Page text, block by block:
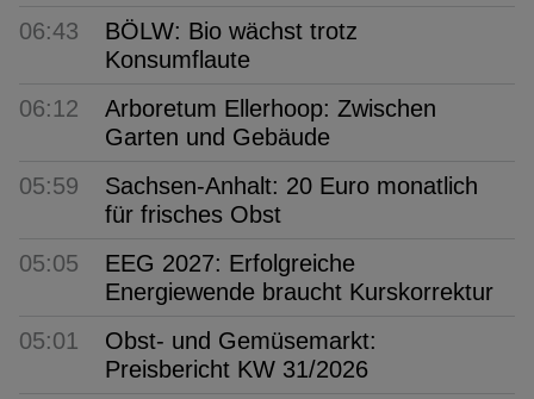
06:43
BÖLW: Bio wächst trotz
Konsumflaute
06:12
Arboretum Ellerhoop: Zwischen
Garten und Gebäude
05:59
Sachsen-Anhalt: 20 Euro monatlich
für frisches Obst
05:05
EEG 2027: Erfolgreiche
Energiewende braucht Kurskorrektur
05:01
Obst- und Gemüsemarkt:
Preisbericht KW 31/2026